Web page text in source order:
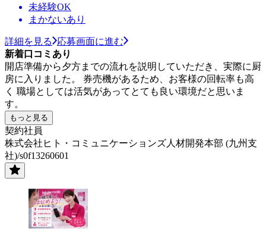
未経験OK
まかないあり
詳細を見る
応募画面に進む
新着口コミあり
開店準備から夕方までの流れを説明していただき、実際に厨
房に入りました。 券売機があるため、お客様の回転率も高
く 職場としては活気があってとても良い環境だと思いま
す。
もっと見る
契約社員
株式会社ヒト・コミュニケーションズ人材開発本部 (九州支
社)/s0f13260601